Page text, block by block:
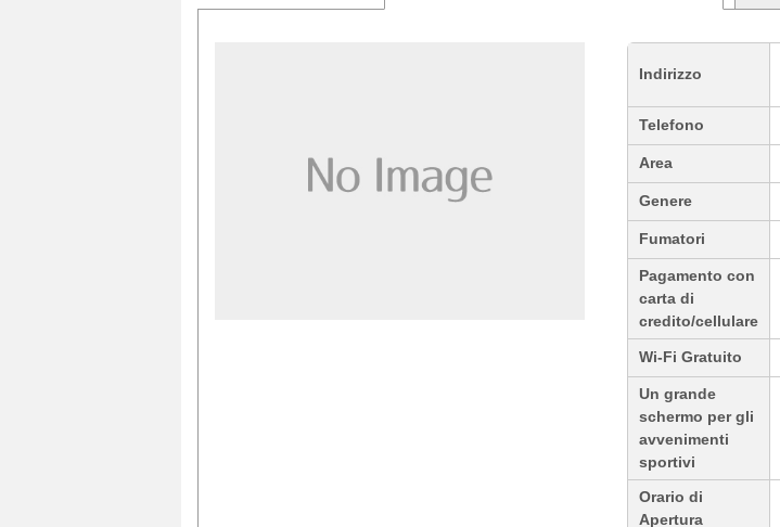
Indirizzo
Telefono
Area
Genere
Fumatori
Pagamento con
carta di
credito/cellulare
Wi-Fi Gratuito
Un grande
schermo per gli
avvenimenti
sportivi
Orario di
Apertura